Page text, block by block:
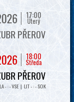
17:00
Úterý
PŘEROV
18:00
Středa
PŘEROV
- : - VSE | LIT - : - SOK